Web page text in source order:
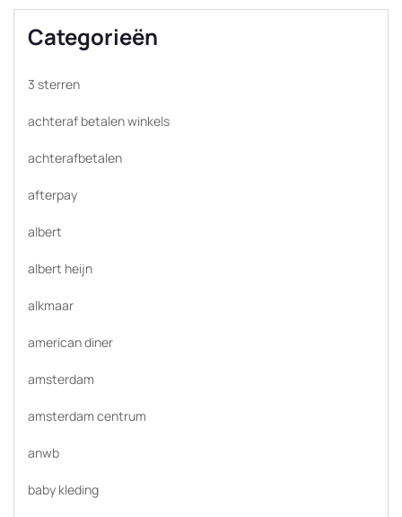
Categorieën
3 sterren
achteraf betalen winkels
achterafbetalen
afterpay
albert
albert heijn
alkmaar
american diner
amsterdam
amsterdam centrum
anwb
baby kleding